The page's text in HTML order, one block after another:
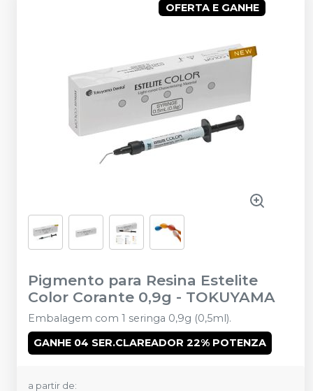
OFERTA E GANHE
Pigmento para Resina Estelite
Color Corante 0,9g - TOKUYAMA
Embalagem com 1 seringa 0,9g (0,5ml).
GANHE 04 SER.CLAREADOR 22% POTENZA
a partir de: